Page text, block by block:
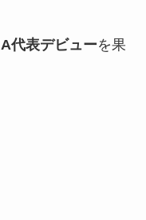
A代表デビューを果